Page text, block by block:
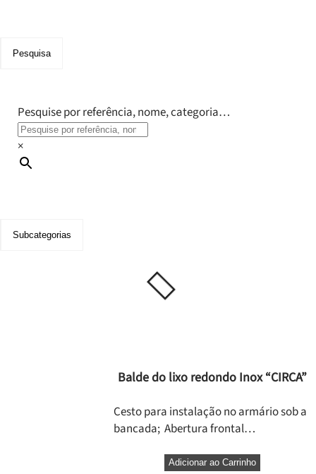
Pesquisa
Pesquise por referência, nome, categoria…
×
Subcategorias
Balde do lixo redondo Inox “CIRCA”
Cesto para instalação no armário sob a
bancada; Abertura frontal…
Adicionar ao Carrinho